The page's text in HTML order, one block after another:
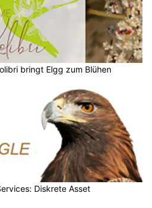
bringt Elgg zum Blühen
Diskrete Asset